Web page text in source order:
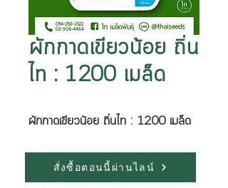
ผักกาดเขียวน้อย ถิ่น
ไท : 1200 เมล็ด
ผักกาดเขียวน้อย ถิ่นไท : 1200 เมล็ด
ลักษณะเด่นของพันธุ์ มีดังนี้
ลำต้นสีเขียว
สั่งซื้อตอนนี้ผ่านไลน์